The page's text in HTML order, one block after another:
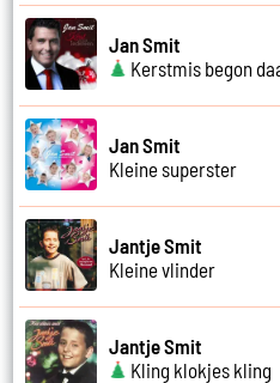
Jan Smit
Kerstmis begon
Jan Smit
Kleine superster
Jantje Smit
Kleine vlinder
Jantje Smit
Kling klokjes kling